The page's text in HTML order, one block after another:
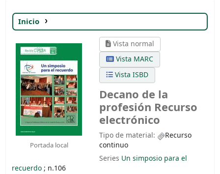
Inicio
Portada local
Vista normal
Vista MARC
Vista ISBD
Decano de la
profesión Recurso
electrónico
Tipo de material:
Recurso
continuo
Series Un simposio para el
recuerdo; n.106